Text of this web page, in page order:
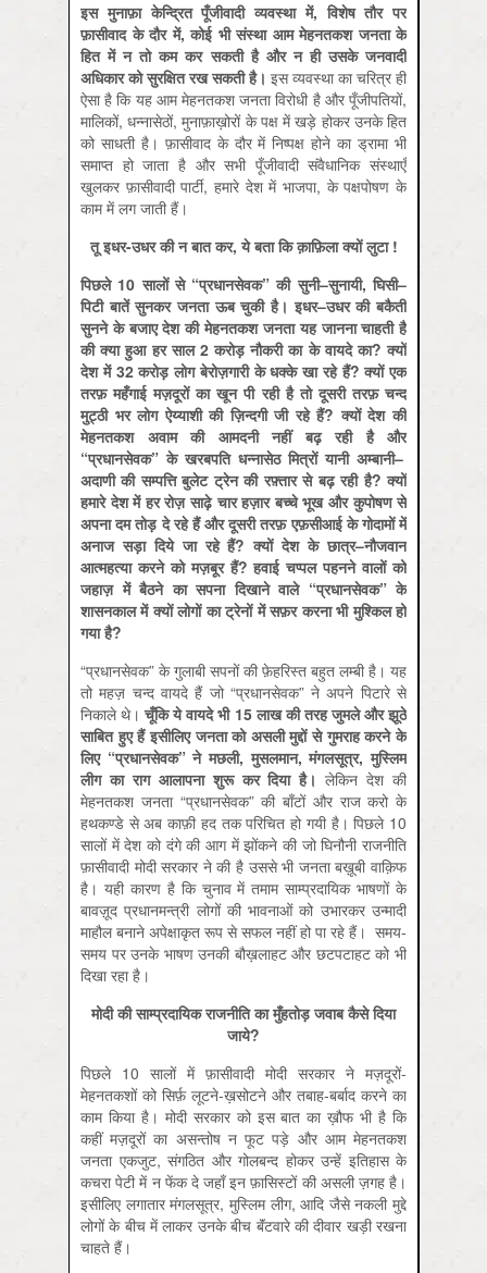
इस मुनाफ़ा केन्द्रित पूँजीवादी व्यवस्था में,विशेष तौर पर
फ़ासीवाद के दौर में,कोई भी संस्था आम मेहनतकश जनता के
हित में न तो कम कर सकती है और न ही उसके जनवादी
अधिकार को सुरक्षित रख सकती है। इस व्यवस्था का चरित्र ही
ऐसा है कि यह आम मेहनतकश जनता विरोधी है और पूँजीपतियों,
मालिकों, धन्नासेठों, मुनाफ़ाख़ोरों के पक्ष में खड़े होकर उनके हित
को साधती है। फ़ासीवाद के दौर में निष्‍पक्ष होने का ड्रामा भी
समाप्‍त हो जाता है और सभी पूँजीवादी संवैधानिक संस्‍थाएँ
खुलकर फ़ासीवादी पार्टी, हमारे देश में भाजपा, के पक्षपोषण के
काम में लग जाती हैं।
तू इधर-उधर की न बात कर, ये बता कि क़ाफ़िला क्यों लुटा !
पिछले10सालों से“प्रधानसेवक”की सुनी–सुनायी,घिसी–
पिटी बातें सुनकर जनता ऊब चुकी है। इधर–उधर की बकैती
सुनने के बजाए देश की मेहनतकश जनता यह जानना चाहती है
की क्या हुआ हर साल2करोड़ नौकरी का के वायदे का?क्यों
देश में32करोड़ लोग बेरोज़गारी के धक्के खा रहे हैं?क्यों एक
तरफ़ महँगाई मज़दूरों का खून पी रही है तो दूसरी तरफ़ चन्द
मुट्ठी भर लोग ऐय्याशी की ज़िन्दगी जी रहे हैं?क्यों देश की
मेहनतकश
अवाम की आमदनी नहीं बढ़ रही है
और
“प्रधानसेवक”के खरबपति धन्‍नासेठ मित्रों यानी अम्बानी–
अदाणी की सम्पत्ति बुलेट ट्रेन की रफ़्तार से बढ़ रही है?क्यों
हमारे देश में हर रोज़ साढ़े चार हज़ार बच्चे भूख और कुपोषण से
अपना दम तोड़ दे रहे हैं और दूसरी तरफ़ एफ़सीआई के गोदामों में
अनाज सड़ा दिये जा रहे हैं?क्यों देश के छात्र–नौजवान
आत्महत्या करने को मज़बूर हैं?हवाई चप्पल पहनने वालों को
जहाज़ में बैठने का सपना दिखाने वाले“प्रधानसेवक”के
शासनकाल में क्यों लोगों का ट्रेनों में सफ़र करना भी मुश्किल हो
गया है?
“प्रधानसेवक” के गुलाबी सपनों की फ़ेहरिस्त बहुत लम्बी है। यह
तो महज़ चन्द वायदे हैं जो “प्रधानसेवक” ने अपने पिटारे से
निकाले थे।चूँकि ये वायदे भी15लाख की तरह जुमले और झूठे
साबित हुए हैं इसीलिए जनता को असली मुद्दों से गुमराह करने के
लिए“प्रधानसेवक”ने मछली,मुसलमान,मंगलसूत्र,मुस्लिम
लीग का राग आलापना शुरू कर दिया है। लेकिन देश की
मेहनतकश जनता “प्रधानसेवक” की बाँटों और राज करो के
हथकण्डे से अब काफ़ी हद तक परिचित हो गयी है। पिछले 10
सालों में देश को दंगे की आग में झोंकने की जो घिनौनी राजनीति
फ़ासीवादी मोदी सरकार ने की है उससे भी जनता बख़ूबी वाक़िफ
है। यही कारण है कि चुनाव में तमाम साम्प्रदायिक भाषणों के
बावज़ूद प्रधानमन्त्री लोगों की भावनाओं को उभारकर उन्मादी
माहौल बनाने अपेक्षाकृत रूप से सफल नहीं हो पा रहे हैं। समय-
समय पर उनके भाषण उनकी बौख़लाहट और छटपटाहट को भी
दिखा रहा है।
मोदी की साम्प्रदायिक राजनीति का मुँहतोड़ जवाब कैसे दिया
जाये?
पिछले 10 सालों में फ़ासीवादी मोदी सरकार ने मज़दूरों-
मेहनतकशों को सिर्फ़ लूटने-ख़सोटने और तबाह-बर्बाद करने का
काम किया है। मोदी सरकार को इस बात का ख़ौफ भी है कि
कहीं मज़दूरों का असन्तोष न फूट पड़े और आम मेहनतकश
जनता एकजुट, संगठित और गोलबन्द होकर उन्हें इतिहास के
कचरा पेटी में न फेंक दे जहाँ इन फ़ासिस्टों की असली ज़गह है।
इसीलिए लगातार मंगलसूत्र, मुस्लिम लीग, आदि जैसे नकली मुद्दे
लोगों के बीच में लाकर उनके बीच बॅंटवारे की दीवार खड़ी रखना
चाहते हैं।